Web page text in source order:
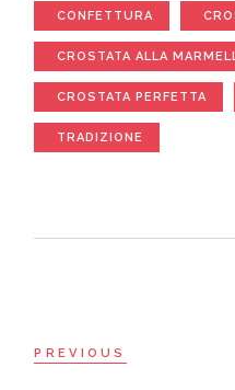
CONFETTURA
CROSTATA ALLA
CROSTATA PERFETTA
TRADIZIONE
PREVIOUS